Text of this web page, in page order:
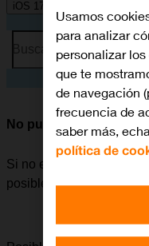
iOS 17
Busca por problema o
No puedo recibir
Si no es posible recibir
posibles al problema.
Usamos
para analizar
personalizar
que te
de navegación
frecuencia de
saber más,
política de